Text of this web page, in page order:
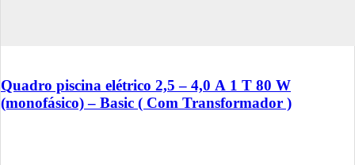
Quadro piscina elétrico 2,5 – 4,0 A 1 T 80 W
(monofásico) – Basic ( Com Transformador )